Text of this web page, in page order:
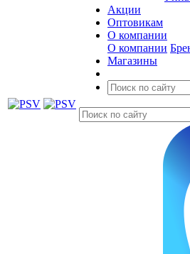
Акции
Оптовикам
О компании
О компании
Магазины